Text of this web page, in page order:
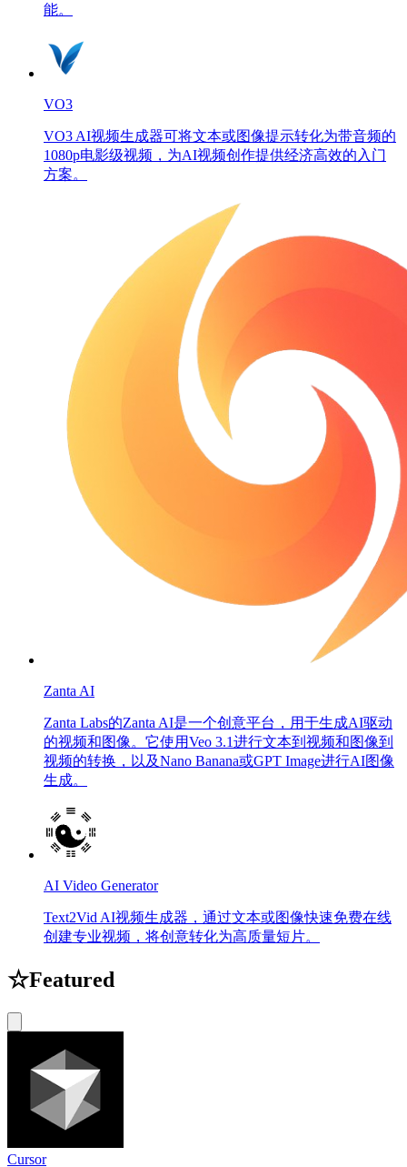
能。
VO3
VO3 AI视频生成器可将文本或图像提示转化为带音频的
1080p电影级视频，为AI视频创作提供经济高效的入门
方案。
Zanta AI
Zanta Labs的Zanta AI是一个创意平台，用于生成AI驱动
的视频和图像。它使用Veo 3.1进行文本到视频和图像到
视频的转换，以及Nano Banana或GPT Image进行AI图像
生成。
AI Video Generator
Text2Vid AI视频生成器，通过文本或图像快速免费在线
创建专业视频，将创意转化为高质量短片。
☆Featured
Cursor